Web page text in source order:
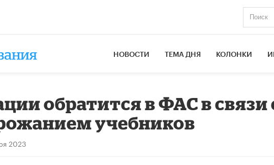
НОВОСТИ ТЕМА ДНЯ КОЛОНКИ
обратится в ФАС в связи
учебников
2023